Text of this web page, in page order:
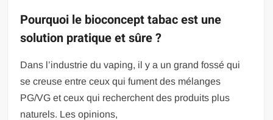
Pourquoi le bioconcept tabac est une
solution pratique et sûre ?
Dans l’industrie du vaping, il y a un grand fossé qui
se creuse entre ceux qui fument des mélanges
PG/VG et ceux qui recherchent des produits plus
naturels. Les opinions,